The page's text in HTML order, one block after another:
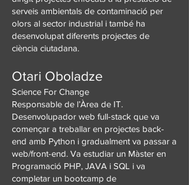
serveis ambientals de contaminació per
olors al sector industrial i també ha
desenvolupat diferents projectes de
ciència ciutadana.
Otari Oboladze
Science For Change
Responsable de l’Àrea de IT.
Desenvolupador web full-stack que va
començar a treballar en projectes back-
end amb Python i gradualment va passar a
web/front-end. Va estudiar un Màster en
Programació PHP, JAVA i SQL i va
completar un bootcamp de